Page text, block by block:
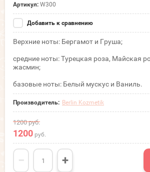
Артикул: W300
Добавить к сравнению
Верхние ноты: Бергамот и Груша;
средние ноты: Турецкая роза, Майская
жасмин;
базовые ноты: Белый мускус и Ваниль.
Производитель: Berlin Kozmetik
1200руб.
1200 руб.
− +